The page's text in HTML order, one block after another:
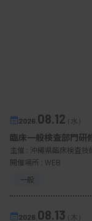
2026. 08.12（水）
臨床一般検査部門研
主催 : 沖縄県臨床検査技
開催場所 : WEB
一般
2026. 08.13（木）